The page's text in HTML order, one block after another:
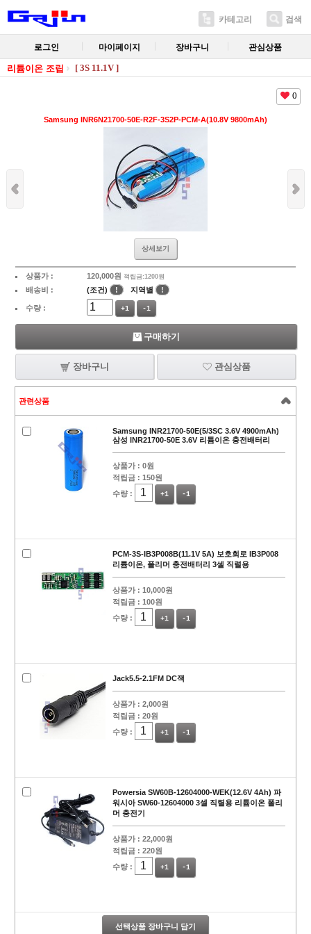
카테고리 검색
로그인 마이페이지 장바구니 관심상품
리튬이온 조립 [ 3S 11.1V ]
0
Samsung INR6N21700-50E-R2F-3S2P-PCM-A(10.8V 9800mAh)
상세보기
상품가 : 120,000원 적립금:1200원
배송비 : (조건) ! 지역별 !
수량 : +1 -1
구매하기
장바구니 관심상품
관련상품
Samsung INR21700-50E(5/3SC 3.6V 4900mAh)
삼성 INR21700-50E 3.6V 리튬이온 충전배터리
상품가 : 0원
적립금 : 150원
수량 :
+1 -1
PCM-3S-IB3P008B(11.1V 5A) 보호회로 IB3P008
리튬이온, 폴리머 충전배터리 3셀 직렬용
상품가 : 10,000원
적립금 : 100원
수량 :
+1 -1
Jack5.5-2.1FM DC잭
상품가 : 2,000원
적립금 : 20원
수량 :
+1 -1
Powersia SW60B-12604000-WEK(12.6V 4Ah) 파
워시아 SW60-12604000 3셀 직렬용 리튬이온 폴리
머 충전기
상품가 : 22,000원
적립금 : 220원
수량 :
+1 -1
선택상품 장바구니 담기